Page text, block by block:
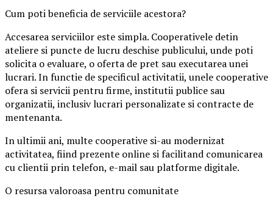
Cum poti beneficia de serviciile acestora?
Accesarea serviciilor este simpla. Cooperativele detin
ateliere si puncte de lucru deschise publicului, unde poti
solicita o evaluare, o oferta de pret sau executarea unei
lucrari. In functie de specificul activitatii, unele cooperative
ofera si servicii pentru firme, institutii publice sau
organizatii, inclusiv lucrari personalizate si contracte de
mentenanta.
In ultimii ani, multe cooperative si-au modernizat
activitatea, fiind prezente online si facilitand comunicarea
cu clientii prin telefon, e-mail sau platforme digitale.
O resursa valoroasa pentru comunitate